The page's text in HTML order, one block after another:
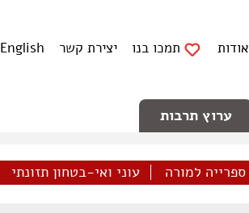
אודות תמכו בנו יצירת קשר English
ערוץ תרבות
ספרייה למורה עוני ואי-בטחון תזונתי